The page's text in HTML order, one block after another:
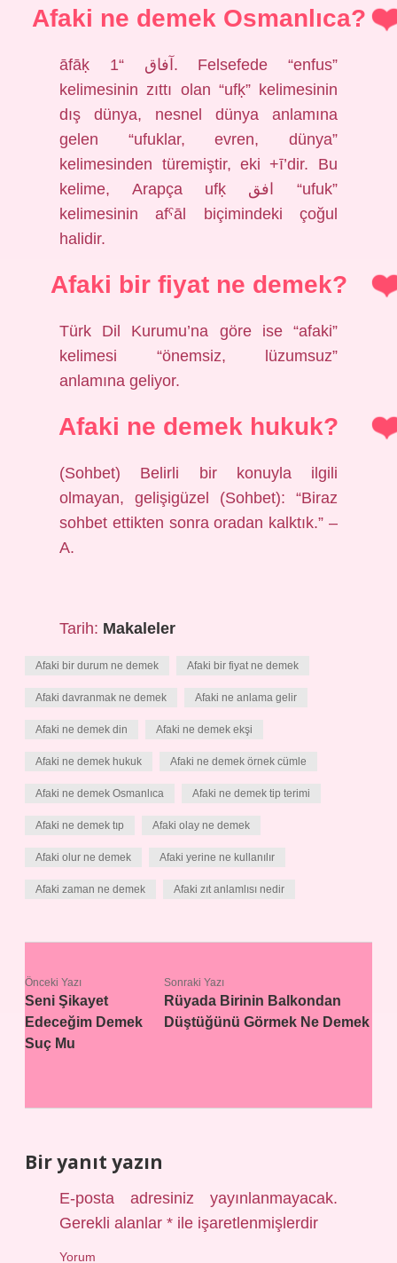
Afaki ne demek Osmanlıca?
āfāḳ آفاق “1. Felsefede “enfus”
kelimesinin zıttı olan “ufḳ” kelimesinin
dış dünya, nesnel dünya anlamına
gelen “ufuklar, evren, dünya”
kelimesinden türemiştir, eki +ī’dir. Bu
kelime, Arapça ufḳ افق “ufuk”
kelimesinin afˁāl biçimindeki çoğul
halidir.
Afaki bir fiyat ne demek?
Türk Dil Kurumu’na göre ise “afaki”
kelimesi “önemsiz, lüzumsuz”
anlamına geliyor.
Afaki ne demek hukuk?
(Sohbet) Belirli bir konuyla ilgili
olmayan, gelişigüzel (Sohbet): “Biraz
sohbet ettikten sonra oradan kalktık.” –
A.
Tarih: Makaleler
Afaki bir durum ne demek Afaki bir fiyat ne demek
Afaki davranmak ne demek Afaki ne anlama gelir
Afaki ne demek din Afaki ne demek ekşi
Afaki ne demek hukuk Afaki ne demek örnek cümle
Afaki ne demek Osmanlıca Afaki ne demek tip terimi
Afaki ne demek tıp Afaki olay ne demek
Afaki olur ne demek Afaki yerine ne kullanılır
Afaki zaman ne demek Afaki zıt anlamlısı nedir
Önceki Yazı
Seni Şikayet
Edeceğim Demek
Suç Mu
Sonraki Yazı
Rüyada Birinin Balkondan
Düştüğünü Görmek Ne Demek
Bir yanıt yazın
E-posta adresiniz yayınlanmayacak.
Gerekli alanlar* ile işaretlenmişlerdir
Yorum